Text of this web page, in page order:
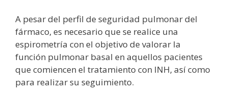
A pesar del perfil de seguridad pulmonar del
fármaco, es necesario que se realice una
espirometría con el objetivo de valorar la
función pulmonar basal en aquellos pacientes
que comiencen el tratamiento con INH, así como
para realizar su seguimiento.